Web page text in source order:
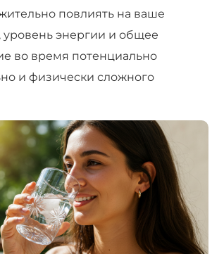
повлиять на ваше
уровень энергии и общее
во время потенциально
и физически сложного